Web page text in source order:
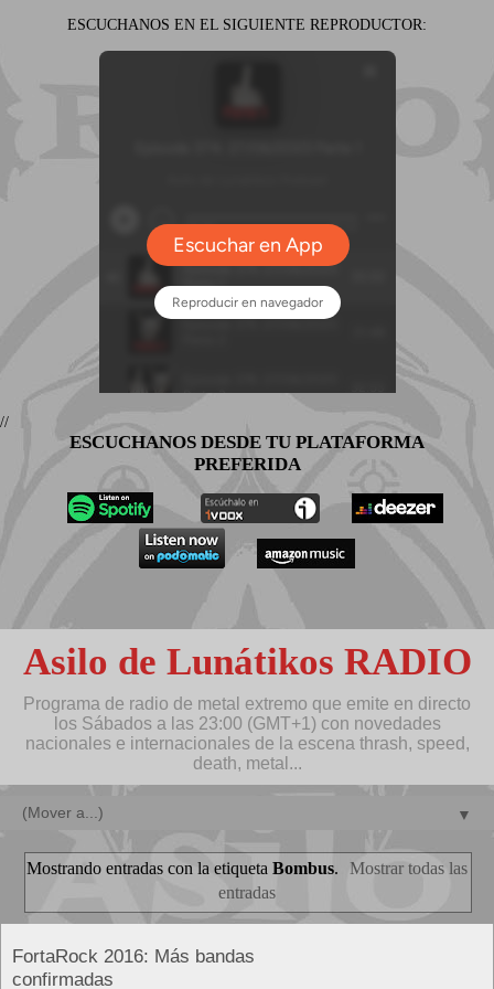
ESCUCHANOS EN EL SIGUIENTE REPRODUCTOR:
//
ESCUCHANOS DESDE TU PLATAFORMA
PREFERIDA
Asilo de Lunátikos RADIO
Programa de radio de metal extremo que emite en directo
los Sábados a las 23:00 (GMT+1) con novedades
nacionales e internacionales de la escena thrash, speed,
death, metal...
▼
Mostrando entradas con la etiqueta Bombus.
Mostrar todas las
entradas
FortaRock 2016: Más bandas
confirmadas